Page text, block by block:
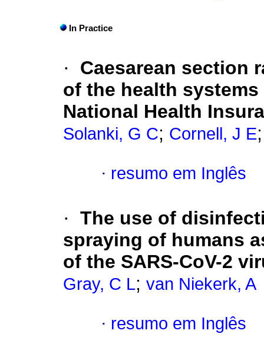
In Practice
·
Caesarean section
of the health
National Health
Solanki, G C; Cornell, J E
· resumo em Inglês
· The use of
spraying of humans
of the SARS-CoV-2
Gray, C L; van Niekerk, A
· resumo em Inglês